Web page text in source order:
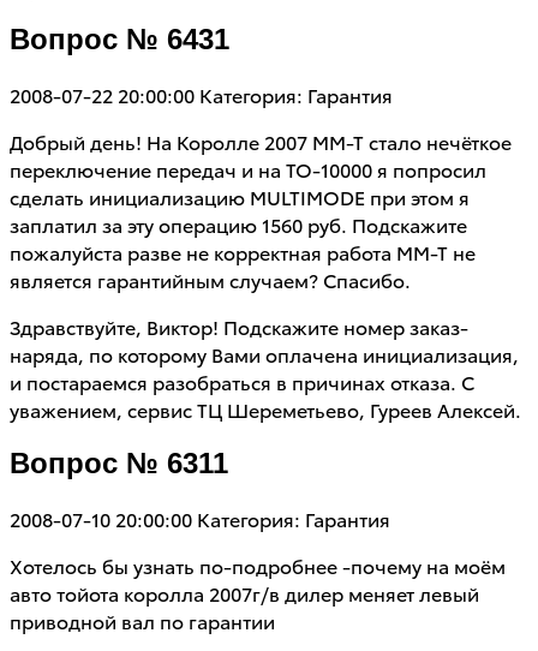
Вопрос № 6431
2008-07-22 20:00:00 Категория: Гарантия
Добрый день! На Королле 2007 ММ-Т стало нечёткое
переключение передач и на ТО-10000 я попросил
сделать инициализацию MULTIMODE при этом я
заплатил за эту операцию 1560 руб. Подскажите
пожалуйста разве не корректная работа ММ-Т не
является гарантийным случаем? Спасибо.
Здравствуйте, Виктор! Подскажите номер заказ-
наряда, по которому Вами оплачена инициализация,
и постараемся разобраться в причинах отказа. С
уважением, сервис ТЦ Шереметьево, Гуреев Алексей.
Вопрос № 6311
2008-07-10 20:00:00 Категория: Гарантия
Хотелось бы узнать по-подробнее -почему на моём
авто тойота королла 2007г/в дилер меняет левый
приводной вал по гарантии